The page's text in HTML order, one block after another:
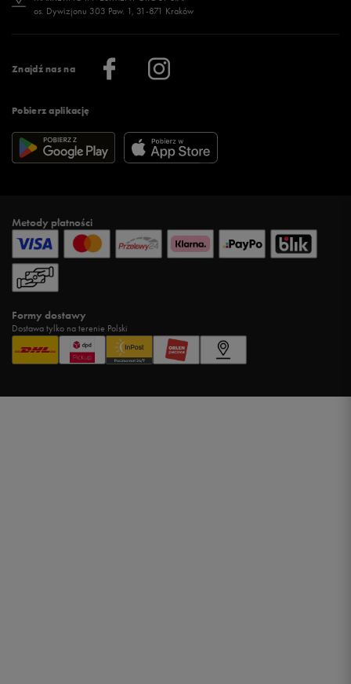
Znajdź nas na
Pobierz aplikację
Regulamin sklepu 50 style
Regulamin aplikacji 50 style
Więcej regulaminów >
Więcej >
Klub 50 style
Praca
Informacje o firmie
os. Dywizjonu 303 Paw. 1, 31-871 Kraków
Metody płatności
Formy dostawy
Dostawa tylko na terenie Polski